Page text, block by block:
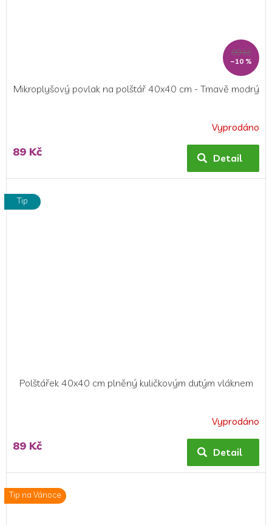
99 Kč
–10 %
Mikroplyšový povlak na polštář 40x40 cm - Tmavě modrý
Vyprodáno
89 Kč Detail
Tip
Polštářek 40x40 cm plněný kuličkovým dutým vláknem
produktu
5,0
z
5
Vyprodáno
89 Kč Detail
Tip na Vánoce